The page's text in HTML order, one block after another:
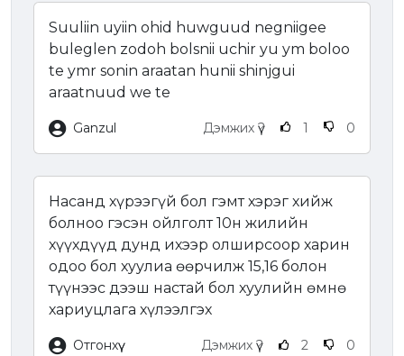
Suuliin uyiin ohid huwguud negniigee
buleglen zodoh bolsnii uchir yu ym boloo
te ymr sonin araatan hunii shinjgui
araatnuud we te
Ganzul Дэмжих үү? 1 0
Насанд хүрээгүй бол гэмт хэрэг хийж
болноо гэсэн ойлголт 10н жилийн
хүүхдүүд дунд ихээр олширсоор харин
одоо бол хуулиа өөрчилж 15,16 болон
түүнээс дээш настай бол хуулийн өмнө
хариуцлага хүлээлгэх
Отгонхүү Дэмжих үү? 2 0